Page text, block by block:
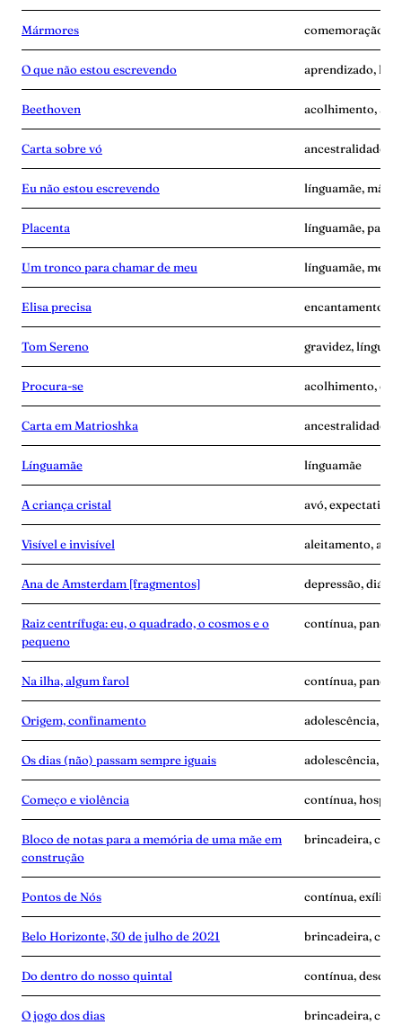
Mármores comemoração,
O que não estou escrevendo aprendizado,
Beethoven acolhimento,
Carta sobre vó ancestralidade,
Eu não estou escrevendo línguamãe, mãe-
Placenta línguamãe,
Um tronco para chamar de meu línguamãe,
Elisa precisa encantamento,
Tom Sereno gravidez,
Procura-se acolhimento,
Carta em Matrioshka ancestralidade,
Línguamãe línguamãe
A criança cristal avó, expectativa
Visível e invisível aleitamento,
Ana de Amsterdam [fragmentos] depressão, diário
Raiz centrífuga: eu, o quadrado, o cosmos e o
pequeno
contínua,
Na ilha, algum farol contínua,
Origem, confinamento adolescência,
Os dias (não) passam sempre iguais adolescência,
Começo e violência contínua,
Bloco de notas para a memória de uma mãe em
construção
brincadeira,
Pontos de Nós contínua, exílio,
Belo Horizonte, 30 de julho de 2021 brincadeira,
Do dentro do nosso quintal contínua,
O jogo dos dias brincadeira,